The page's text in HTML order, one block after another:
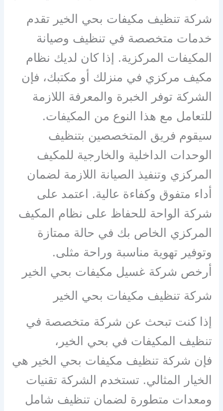
شركة تنظيف مكيفات بحي الخير تقدم
خدمات متخصصة في تنظيف وصيانة
المكيفات المركزية. إذا كان لديك نظام
مكيف مركزي في منزلك أو مكتبك، فإن
الشركة توفر الخبرة والمعرفة اللازمة
للتعامل مع هذا النوع من المكيفات.
سيقوم فريق المتخصصين بتنظيف
الوحدات الداخلية والخارجية للمكيف
المركزي وتنفيذ الصيانة اللازمة لضمان
أداء متفوق وكفاءة عالية. اعتمد على
شركة الواحة للحفاظ على نظام المكيف
المركزي الخاص بك في حالة ممتازة
وتوفير تهوية مناسبة وراحة مثلى.
أرخص شركة غسيل مكيفات بحي الخير
شركة تنظيف مكيفات بحي الخير
إذا كنت تبحث عن شركة متخصصة في
تنظيف المكيفات في بحي الخير،
فإن شركة تنظيف مكيفات بحي الخير هي
الخيار المثالي. تستخدم الشركة تقنيات
ومعدات متطورة لضمان تنظيف شامل